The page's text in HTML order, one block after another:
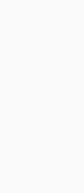
دوري أبطال